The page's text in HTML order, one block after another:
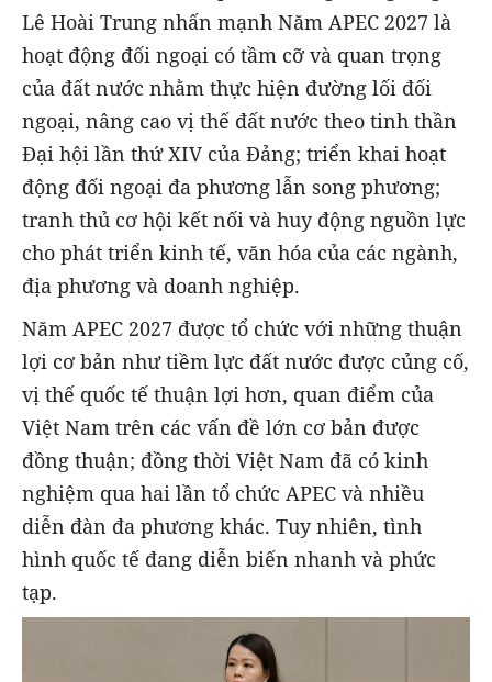
Lê Hoài Trung nhấn mạnh Năm APEC 2027 là
hoạt động đối ngoại có tầm cỡ và quan trọng
của đất nước nhằm thực hiện đường lối đối
ngoại, nâng cao vị thế đất nước theo tinh thần
Đại hội lần thứ XIV của Đảng; triển khai hoạt
động đối ngoại đa phương lẫn song phương;
tranh thủ cơ hội kết nối và huy động nguồn lực
cho phát triển kinh tế, văn hóa của các ngành,
địa phương và doanh nghiệp.
Năm APEC 2027 được tổ chức với những thuận
lợi cơ bản như tiềm lực đất nước được củng cố,
vị thế quốc tế thuận lợi hơn, quan điểm của
Việt Nam trên các vấn đề lớn cơ bản được
đồng thuận; đồng thời Việt Nam đã có kinh
nghiệm qua hai lần tổ chức APEC và nhiều
diễn đàn đa phương khác. Tuy nhiên, tình
hình quốc tế đang diễn biến nhanh và phức
tạp.